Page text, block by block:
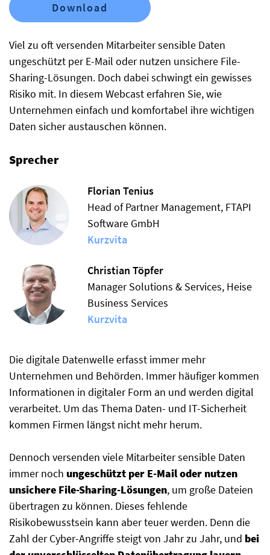
Viel zu oft versenden Mitarbeiter sensible Daten
ungeschützt per E-Mail oder nutzen unsichere File-
Sharing-Lösungen. Doch dabei schwingt ein gewisses
Risiko mit. In diesem Webcast erfahren Sie, wie
Unternehmen einfach und komfortabel ihre wichtigen
Daten sicher austauschen können.
Sprecher
Florian Tenius
Head of Partner Management, FTAPI
Software GmbH
Kurzvita
Christian Töpfer
Manager Solutions & Services, Heise
Business Services
Kurzvita
Die digitale Datenwelle erfasst immer mehr
Unternehmen und Behörden. Immer häufiger kommen
Informationen in digitaler Form an und werden digital
verarbeitet. Um das Thema Daten- und IT-Sicherheit
kommen Firmen längst nicht mehr herum.
Dennoch versenden viele Mitarbeiter sensible Daten
immer noch ungeschützt per E-Mail oder nutzen
unsichere File-Sharing-Lösungen, um große Dateien
übertragen zu können. Dieses fehlende
Risikobewusstsein kann aber teuer werden. Denn die
Zahl der Cyber-Angriffe steigt von Jahr zu Jahr, und bei
Download